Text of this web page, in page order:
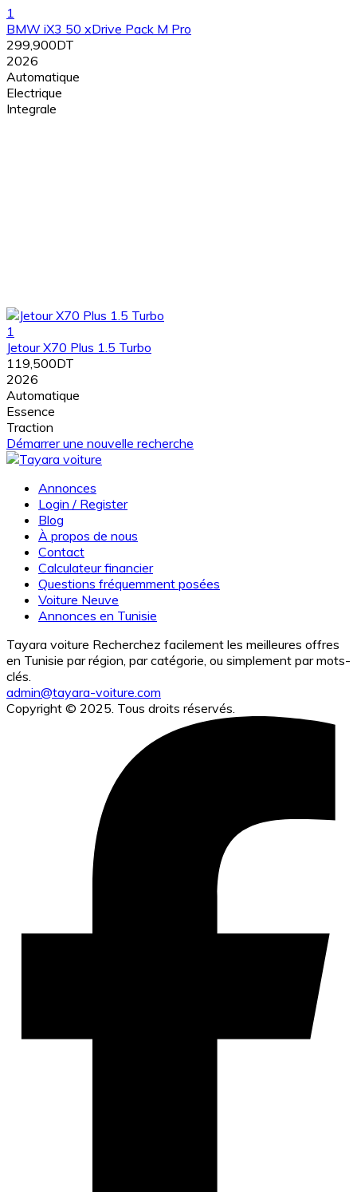
1
BMW iX3 50 xDrive Pack M Pro
299,900DT
2026
Automatique
Electrique
Integrale
1
Jetour X70 Plus 1.5 Turbo
119,500DT
2026
Automatique
Essence
Traction
Démarrer une nouvelle recherche
Annonces
Login / Register
Blog
À propos de nous
Contact
Calculateur financier
Questions fréquemment posées
Voiture Neuve
Annonces en Tunisie
Tayara voiture Recherchez facilement les meilleures offres
en Tunisie par région, par catégorie, ou simplement par mots-
clés.
admin@tayara-voiture.com
Copyright © 2025. Tous droits réservés.